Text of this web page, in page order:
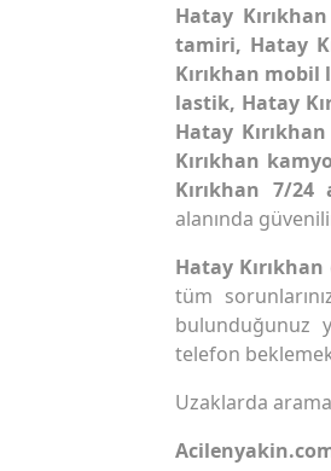
Hatay
tamiri, Hatay
Kırıkhan mobil
lastik, Hatay
Hatay
Kırıkhan
Kırıkhan 7/
alanında
Hatay Kırıkhan
tüm
bulunduğunuz
telefon
Uzaklarda